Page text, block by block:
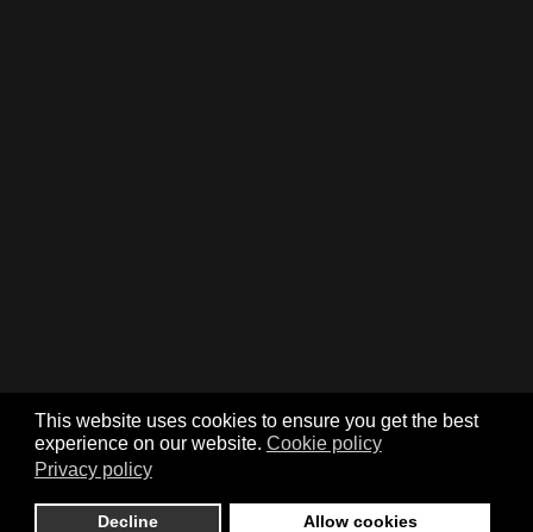
This website uses cookies to ensure you get the best
experience on our website. Cookie policy
Privacy policy
Decline Allow cookies
Mirano ( Ve ) Tel. +39 041 5700200 Fax. +39 041 5700355 Mail.